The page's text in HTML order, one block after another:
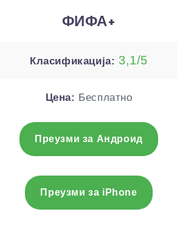
ФИФА+
Класификација: 3,1/5
Цена: Бесплатно
Преузми за Андроид
Преузми за iPhone